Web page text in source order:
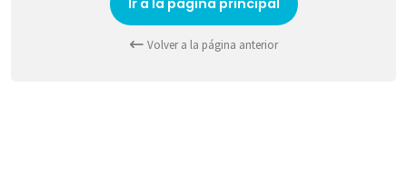
Volver a la página anterior